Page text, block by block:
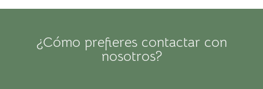
¿Cómo prefieres contactar con
nosotros?